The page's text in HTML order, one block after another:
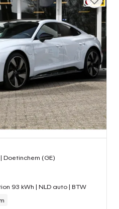
| Doetinchem (GE)
93 kWh | NLD auto | BTW